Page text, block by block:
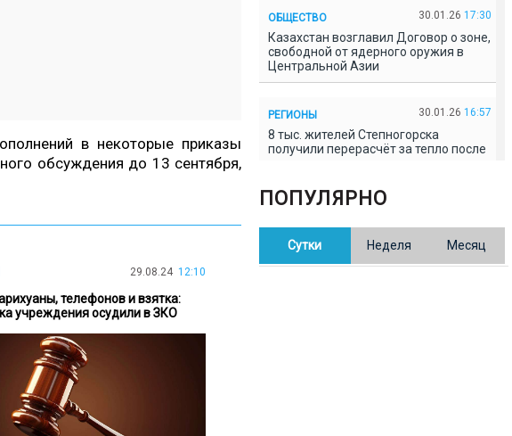
в некоторые приказы
обсуждения до 13 сентября,
29.08.24 12:10
телефонов и взятка:
учреждения осудили в ЗКО
ОБЩЕСТВО 30.01.26 17:30
Казахстан возглавил Договор о зоне,
свободной от ядерного оружия в
Центральной Азии
РЕГИОНЫ 30.01.26 16:57
8 тыс. жителей Степногорска
получили перерасчёт за тепло после
В Казахстане готовят новую
редакцию Конституции: меняется
ПОПУЛЯРНО
Сутки Неделя Месяц